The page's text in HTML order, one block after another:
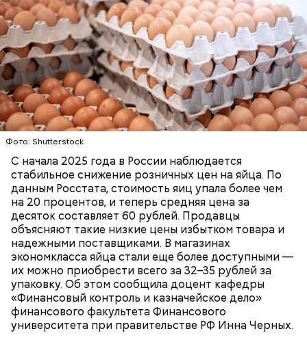
Фото: Shutterstock
С начала 2025 года в России наблюдается
стабильное снижение розничных цен на яйца. По
данным Росстата, стоимость яиц упала более чем
на 20 процентов, и теперь средняя цена за
десяток составляет 60 рублей. Продавцы
объясняют такие низкие цены избытком товара и
надежными поставщиками. В магазинах
экономкласса яйца стали еще более доступными —
их можно приобрести всего за 32–35 рублей за
упаковку. Об этом сообщила доцент кафедры
«Финансовый контроль и казначейское дело»
финансового факультета Финансового
университета при правительстве РФ Инна Черных.
Ингредиенты:
беременным, кормящим женщинам;
людям с ослабленной иммунной системой;
пожилым;
детям.